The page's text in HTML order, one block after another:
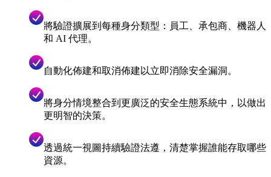
將驗證擴展到每種身分類型：員工、承包商、機器人
和 AI 代理。
自動化佈建和取消佈建以立即消除安全漏洞。
將身分情境整合到更廣泛的安全生態系統中，以做出
更明智的決策。
透過統一視圖持續驗證法遵，清楚掌握誰能存取哪些
資源。